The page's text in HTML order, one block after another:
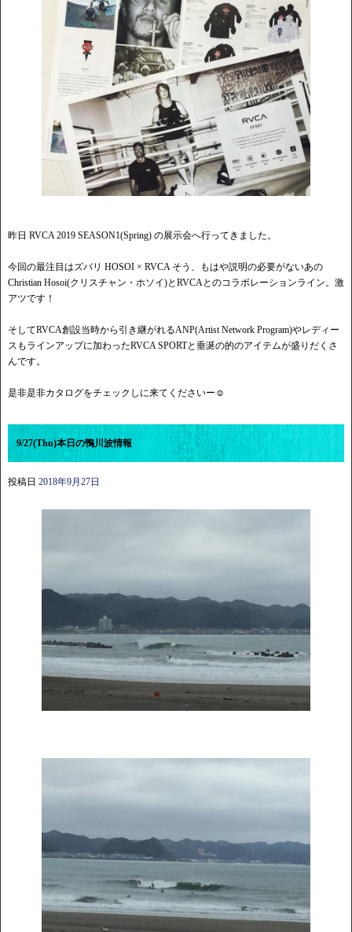
昨日 RVCA 2019 SEASON1(Spring) の展示会へ行ってきました。
今回の最注目はズバリ HOSOI × RVCA そう、もはや説明の必要がないあの
Christian Hosoi(クリスチャン・ホソイ)とRVCAとのコラボレーションライン。激
アツです！
そしてRVCA創設当時から引き継がれるANP(Artist Network Program)やレディー
スもラインアップに加わったRVCA SPORTと垂涎の的のアイテムが盛りだくさ
んです。
是非是非カタログをチェックしに来てくださいー☺︎
9/27(Thu)本日の鴨川波情報
投稿日 2018年9月27日